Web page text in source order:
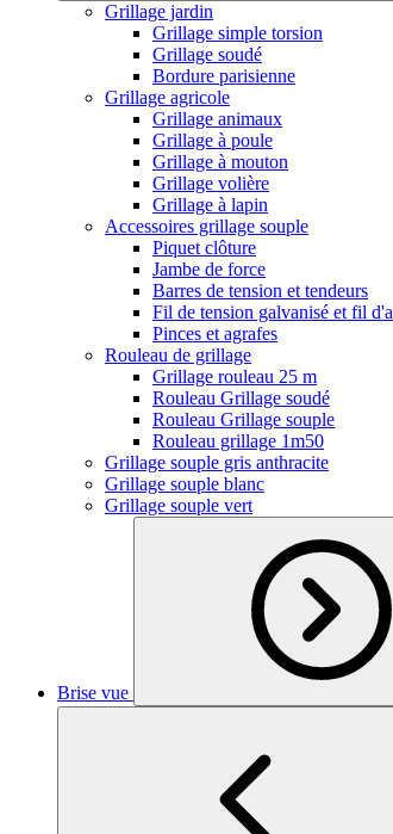
Grillage jardin
Grillage simple torsion
Grillage soudé
Bordure parisienne
Grillage agricole
Grillage animaux
Grillage à poule
Grillage à mouton
Grillage volière
Grillage à lapin
Accessoires grillage souple
Piquet clôture
Jambe de force
Barres de tension et tendeurs
Fil de tension galvanisé et fil
Pinces et agrafes
Rouleau de grillage
Grillage rouleau 25 m
Rouleau Grillage soudé
Rouleau Grillage souple
Rouleau grillage 1m50
Grillage souple gris anthracite
Grillage souple blanc
Grillage souple vert
Brise vue